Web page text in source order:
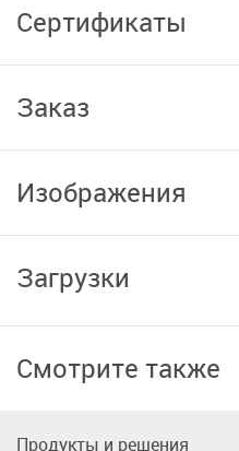
Сертификаты
Заказ
Изображения
Загрузки
Смотрите также
Продукты и решения